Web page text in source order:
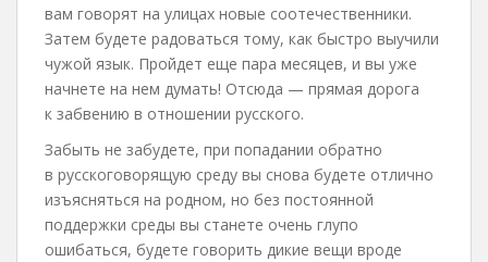
вам говорят на улицах новые соотечественники.
Затем будете радоваться тому, как быстро выучили
чужой язык. Пройдет еще пара месяцев, и вы уже
начнете на нем думать! Отсюда — прямая дорога
к забвению в отношении русского.
Забыть не забудете, при попадании обратно
в русскоговорящую среду вы снова будете отлично
изъясняться на родном, но без постоянной
поддержки среды вы станете очень глупо
ошибаться, будете говорить дикие вещи вроде